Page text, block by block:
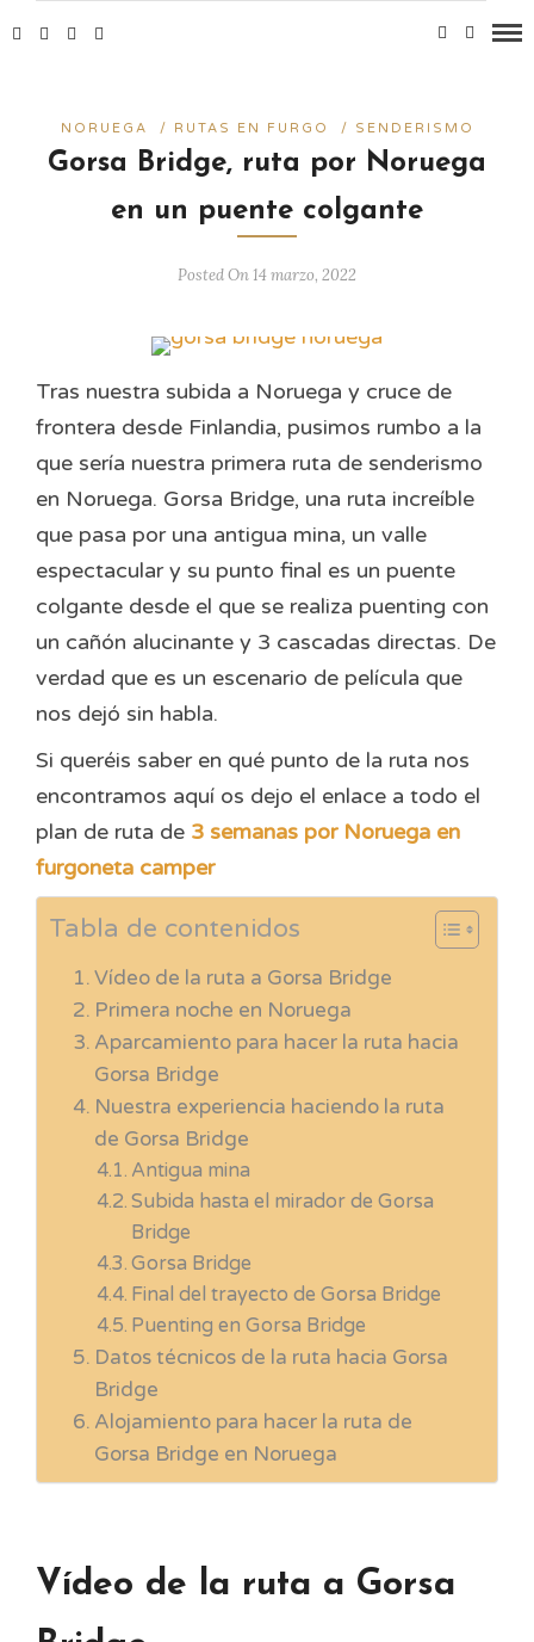
NORUEGA / RUTAS EN FURGO / SENDERISMO
Gorsa Bridge, ruta por Noruega
en un puente colgante
Posted On 14 marzo, 2022
Tras nuestra subida a Noruega y cruce de
frontera desde Finlandia, pusimos rumbo a la
que sería nuestra primera ruta de senderismo
en Noruega. Gorsa Bridge, una ruta increíble
que pasa por una antigua mina, un valle
espectacular y su punto final es un puente
colgante desde el que se realiza puenting con
un cañón alucinante y 3 cascadas directas. De
verdad que es un escenario de película que
nos dejó sin habla.
Si queréis saber en qué punto de la ruta nos
encontramos aquí os dejo el enlace a todo el
plan de ruta de 3 semanas por Noruega en
furgoneta camper
Tabla de contenidos
Vídeo de la ruta a Gorsa Bridge
Primera noche en Noruega
Aparcamiento para hacer la ruta hacia
Gorsa Bridge
Nuestra experiencia haciendo la ruta
de Gorsa Bridge
Antigua mina
Subida hasta el mirador de Gorsa
Bridge
Gorsa Bridge
Final del trayecto de Gorsa Bridge
Puenting en Gorsa Bridge
Datos técnicos de la ruta hacia Gorsa
Bridge
Alojamiento para hacer la ruta de
Gorsa Bridge en Noruega
Vídeo de la ruta a Gorsa